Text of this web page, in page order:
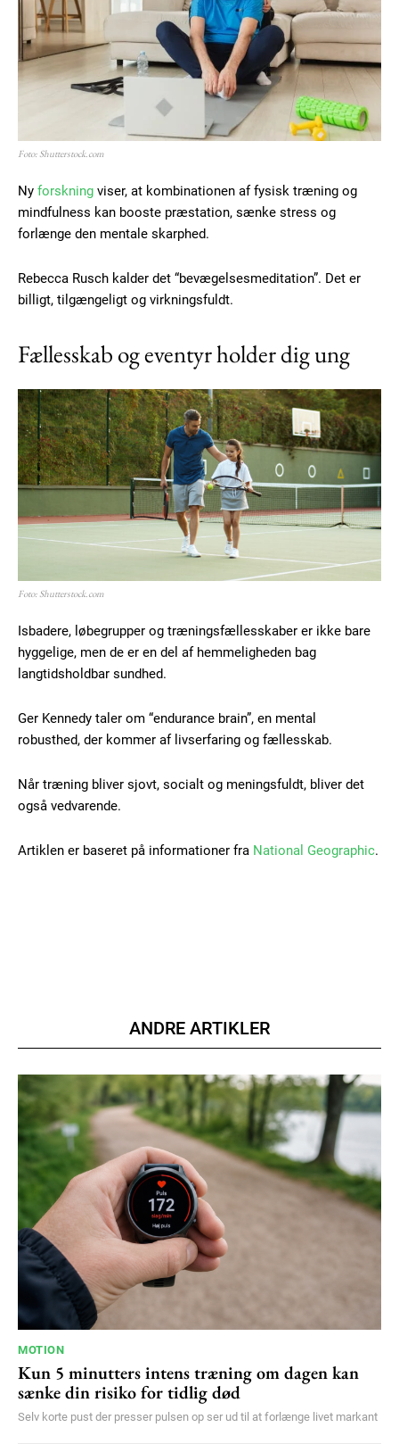
Foto: Shutterstock.com
Ny forskning viser, at kombinationen af fysisk træning og
mindfulness kan booste præstation, sænke stress og
forlænge den mentale skarphed.
Rebecca Rusch kalder det “bevægelsesmeditation”. Det er
billigt, tilgængeligt og virkningsfuldt.
Fællesskab og eventyr holder dig ung
Foto: Shutterstock.com
Isbadere, løbegrupper og træningsfællesskaber er ikke bare
hyggelige, men de er en del af hemmeligheden bag
langtidsholdbar sundhed.
Ger Kennedy taler om “endurance brain”, en mental
robusthed, der kommer af livserfaring og fællesskab.
Når træning bliver sjovt, socialt og meningsfuldt, bliver det
også vedvarende.
Artiklen er baseret på informationer fra National Geographic.
ANDRE ARTIKLER
MOTION
Kun 5 minutters intens træning om dagen kan
sænke din risiko for tidlig død
Selv korte pust der presser pulsen op ser ud til at forlænge livet markant